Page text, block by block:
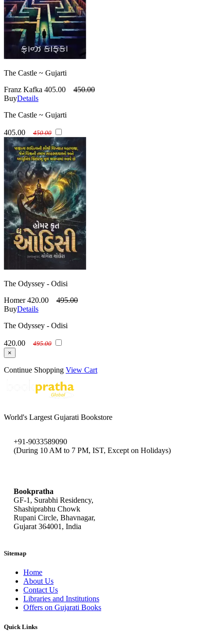
The Castle ~ Gujarti
Franz Kafka 405.00
450.00
BuyDetails
The Castle ~ Gujarti
405.00 450.00
The Odyssey - Odisi
Homer 420.00
495.00
BuyDetails
The Odyssey - Odisi
420.00
495.00
×
Continue Shopping View Cart
World's Largest Gujarati Bookstore
+91-9033589090
(During 10 AM to 7 PM, IST, Except on Holidays)
Bookpratha
GF-1, Surabhi Residency,
Shashiprabhu Chowk
Rupani Circle, Bhavnagar,
Gujarat 364001, India
Sitemap
Home
About Us
Contact Us
Libraries and Institutions
Offers on Gujarati Books
Quick Links